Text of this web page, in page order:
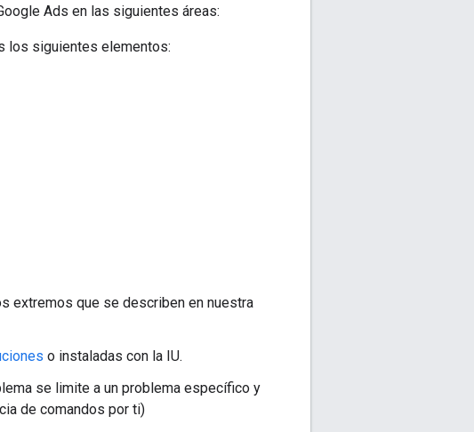
Ads en las siguientes áreas:
los siguientes elementos:
extremos que se describen en nuestra
o instaladas con la IU.
se limite a un problema específico y
de comandos por ti)